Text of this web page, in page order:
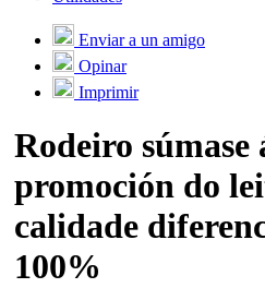
Enviar a un amigo
Opinar
Imprimir
Rodeiro súmase
promoción do
calidade
100%